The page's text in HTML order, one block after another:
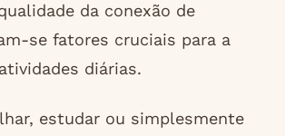
da conexão de
se fatores cruciais para a
diárias.
estudar ou simplesmente